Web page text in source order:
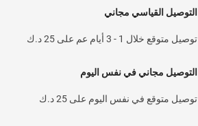
التوصيل القياسي مجاني
توصيل متوقع خلال 1 - 3 أيام عم على 25 د.ك
التوصيل مجاني في نفس اليوم
توصيل متوقع في نفس اليوم على 25 د.ك